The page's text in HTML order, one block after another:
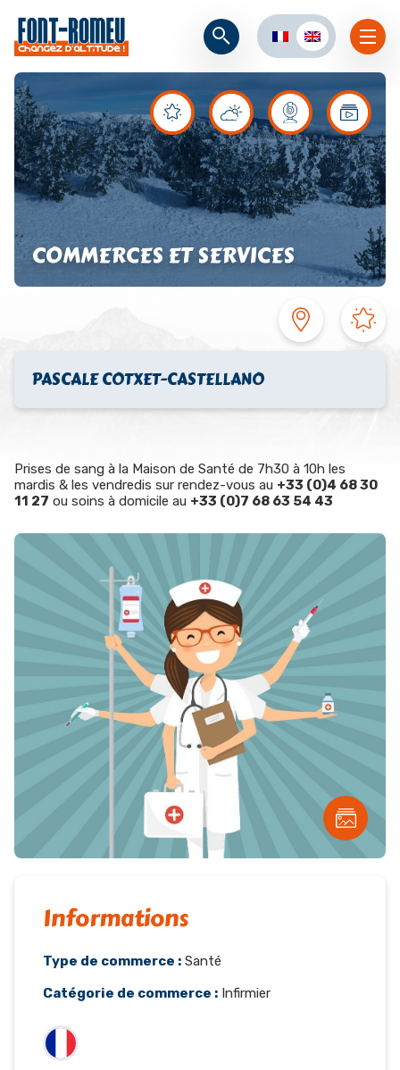
COMMERCES ET SERVICES
PASCALE COTXET-CASTELLANO
Prises de sang à la Maison de Santé de 7h30 à 10h les
mardis & les vendredis sur rendez-vous au +33 (0)4 68 30
11 27 ou soins à domicile au +33 (0)7 68 63 54 43
Informations
Type de commerce : Santé
Catégorie de commerce : Infirmier